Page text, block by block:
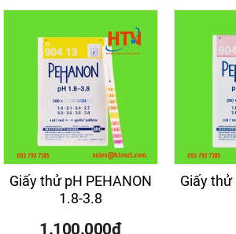
Giấy thử pH PEHANON
1.8-3.8
1.100.000đ
Giấy thử